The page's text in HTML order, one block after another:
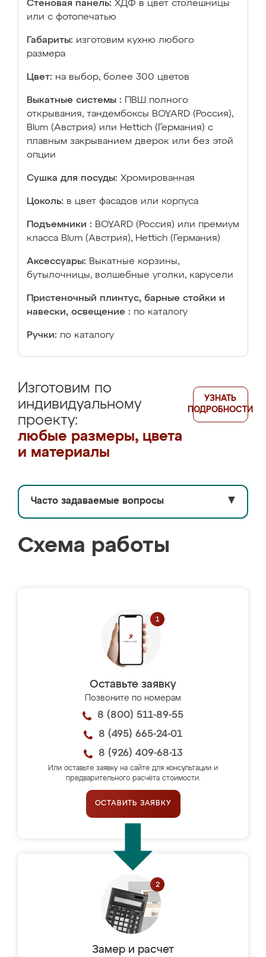
Стеновая панель: ХДФ в цвет столешницы
или с фотопечатью
Габариты: изготовим кухню любого
размера
Цвет: на выбор, более 300 цветов
Выкатные системы :
ПВШ полного
открывания, тандембоксы BOYARD (Россия),
Blum (Австрия) или Hettich (Германия) с
плавным закрыванием дверок или без этой
опции
Сушка для посуды: Хромированная
Цоколь: в цвет фасадов или корпуса
Подъемники : BOYARD (Россия) или премиум
класса Blum (Австрия), Hettich (Германия)
Аксессуары: Выкатные корзины,
бутылочницы, волшебные уголки, карусели
Пристеночный плинтус, барные стойки и
навески, освещение : по каталогу
Ручки: по каталогу
Изготовим по
индивидуальному
проекту:
любые размеры, цвета
и материалы
УЗНАТЬ
ПОДРОБНОСТИ
Часто задаваемые вопросы ▼
Схема работы
Оставьте заявку
Позвоните по номерам
8 (800) 511-89-55
8 (495) 665-24-01
8 (926) 409-68-13
Или оставьте заявку на сайте для консультации и
предварительного расчёта стоимости.
ОСТАВИТЬ ЗАЯВКУ
Замер и расчет